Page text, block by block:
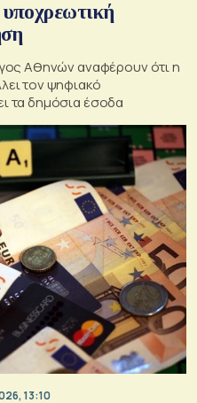
Αθηνών αναφέρουν ότι η
τον ψηφιακό
τα δημόσια έσοδα
13:10